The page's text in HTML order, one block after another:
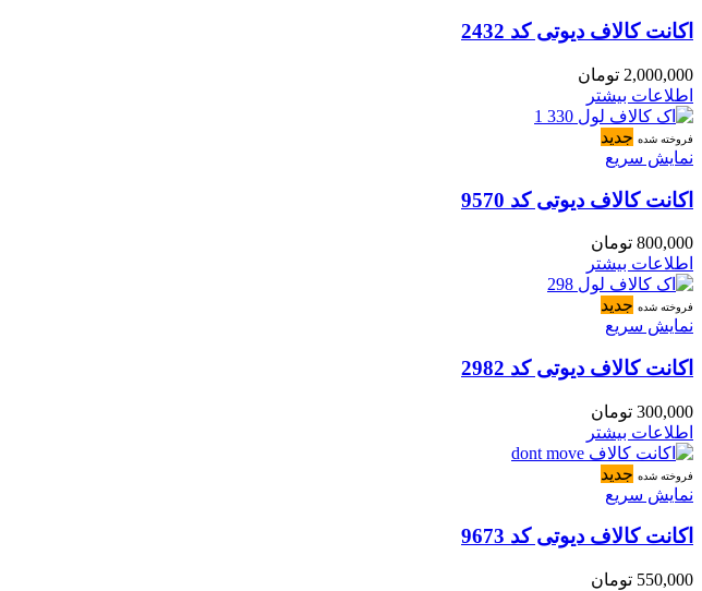
اکانت کالاف دیوتی کد 2432
2,000,000 تومان
اطلاعات بیشتر
فروخته شده جدید
نمایش سریع
اکانت کالاف دیوتی کد 9570
800,000 تومان
اطلاعات بیشتر
فروخته شده جدید
نمایش سریع
اکانت کالاف دیوتی کد 2982
300,000 تومان
اطلاعات بیشتر
فروخته شده جدید
نمایش سریع
اکانت کالاف دیوتی کد 9673
550,000 تومان